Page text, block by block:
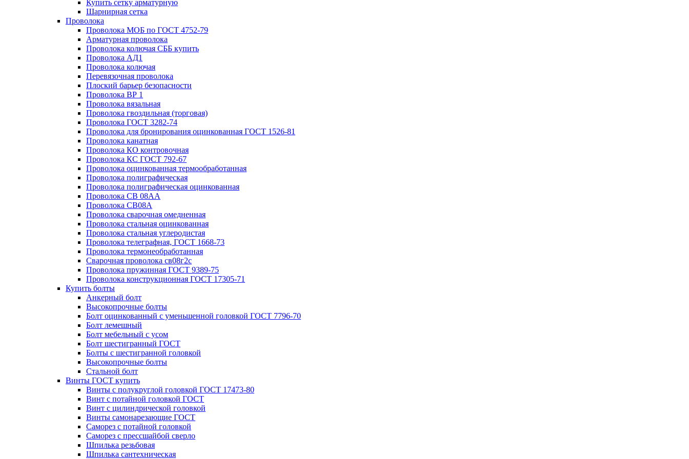
Купить сетку арматурную
Шарнирная сетка
Проволока
Проволока МОБ по ГОСТ 4752-79
Арматурная проволока
Проволока колючая СББ купить
Проволока АД1
Проволока колючая
Перевязочная проволока
Плоский барьер безопасности
Проволока ВР 1
Проволока вязальная
Проволока гвоздильная (торговая)
Проволока ГОСТ 3282-74
Проволока для бронирования оцинкованная ГОСТ 1526-81
Проволока канатная
Проволока КО контровочная
Проволока КС ГОСТ 792-67
Проволока оцинкованная термообработанная
Проволока полиграфическая
Проволока полиграфическая оцинкованная
Проволока СВ 08АА
Проволока СВ08А
Проволока сварочная омедненная
Проволока стальная оцинкованная
Проволока стальная углеродистая
Проволока телеграфная, ГОСТ 1668-73
Проволока термонеобработанная
Сварочная проволока св08г2с
Проволока пружинная ГОСТ 9389-75
Проволока конструкционная ГОСТ 17305-71
Купить болты
Анкерный болт
Высокопрочные болты
Болт оцинкованный с уменьшенной головкой ГОСТ 7796-70
Болт лемешный
Болт мебельный с усом
Болт шестигранный ГОСТ
Болты с шестигранной головкой
Высокопрочные болты
Стальной болт
Винты ГОСТ купить
Винты с полукруглой головкой ГОСТ 17473-80
Винт с потайной головкой ГОСТ
Винт с цилиндрической головкой
Винты самонарезающие ГОСТ
Саморез с потайной головкой
Саморез с прессшайбой сверло
Шпилька резьбовая
Шпилька сантехническая